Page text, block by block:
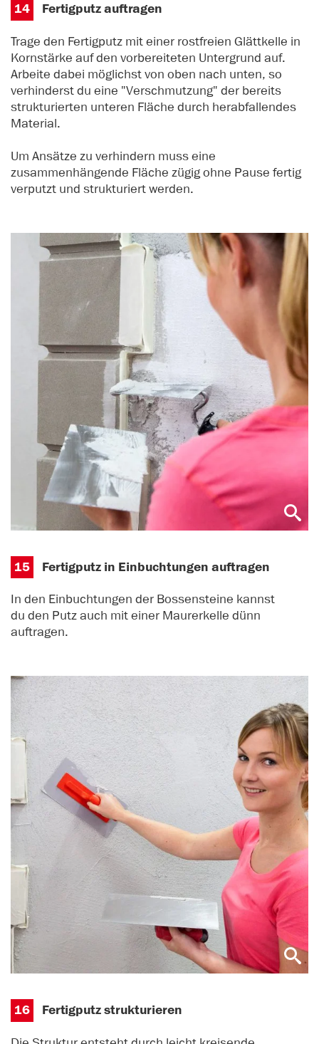
14 Fertigputz auftragen
Trage den Fertigputz mit einer rostfreien Glättkelle in
Kornstärke auf den vorbereiteten Untergrund auf.
Arbeite dabei möglichst von oben nach unten, so
verhinderst du eine "Verschmutzung" der bereits
strukturierten unteren Fläche durch herabfallendes
Material.
Um Ansätze zu verhindern muss eine
zusammenhängende Fläche zügig ohne Pause fertig
verputzt und strukturiert werden.
15 Fertigputz in Einbuchtungen auftragen
In den Einbuchtungen der Bossensteine kannst
du den Putz auch mit einer Maurerkelle dünn
auftragen.
16 Fertigputz strukturieren